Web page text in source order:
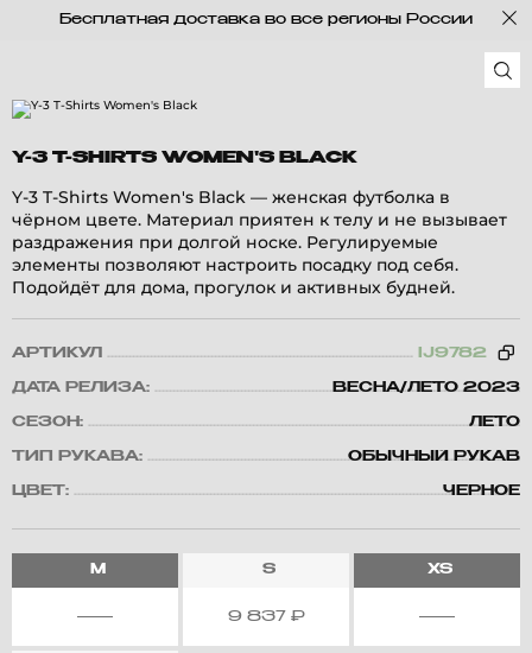
Бесплатная доставка во все регионы России
Y-3 T-SHIRTS WOMEN'S BLACK
Y-3 T-Shirts Women's Black — женская футболка в
чёрном цвете. Материал приятен к телу и не вызывает
раздражения при долгой носке. Регулируемые
элементы позволяют настроить посадку под себя.
Подойдёт для дома, прогулок и активных будней.
АРТИКУЛ IJ9782
ДАТА РЕЛИЗА: ВЕСНА/ЛЕТО 2023
СЕЗОН: ЛЕТО
ТИП РУКАВА: ОБЫЧНЫЙ РУКАВ
ЦВЕТ: ЧЕРНОЕ
M S
9 837 ₽
XS